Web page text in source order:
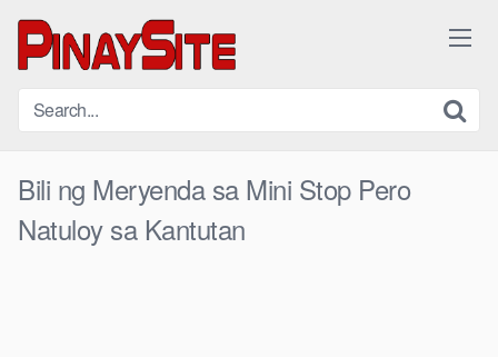
content
Bili ng Meryenda sa Mini Stop Pero
Natuloy sa Kantutan